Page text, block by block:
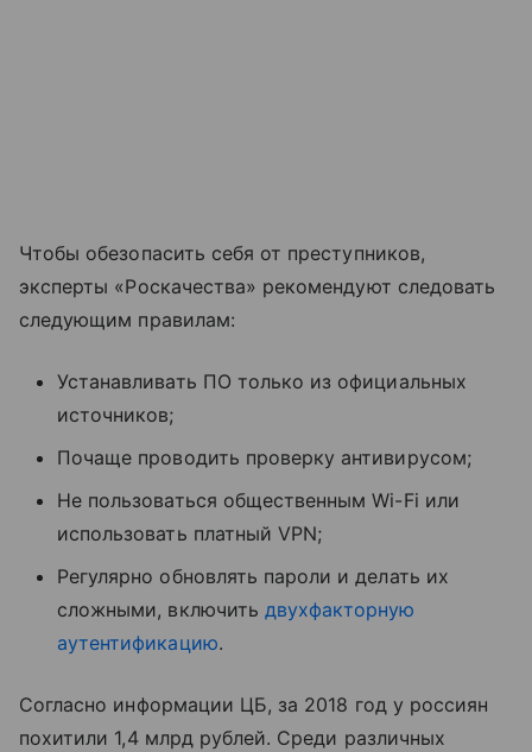
Чтобы обезопасить себя от преступников,
эксперты «Роскачества» рекомендуют следовать
следующим правилам:
Устанавливать ПО только из официальных
источников;
Почаще проводить проверку антивирусом;
Не пользоваться общественным Wi-Fi или
использовать платный VPN;
Регулярно обновлять пароли и делать их
сложными, включить двухфакторную
аутентификацию.
Согласно информации ЦБ, за 2018 год у россиян
похитили 1,4 млрд рублей. Среди различных